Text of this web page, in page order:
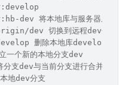
将本地库与服务器上的库
dev 切换到远程dev分支
删除本地库develop
新的本地分支dev
dev与当前分支进行合并
dev分支